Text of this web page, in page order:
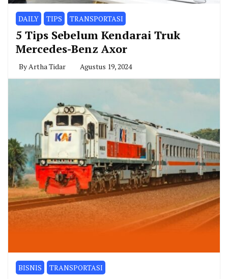
DAILY TIPS TRANSPORTASI
5 Tips Sebelum Kendarai Truk
Mercedes-Benz Axor
By Artha Tidar Agustus 19, 2024
BISNIS TRANSPORTASI